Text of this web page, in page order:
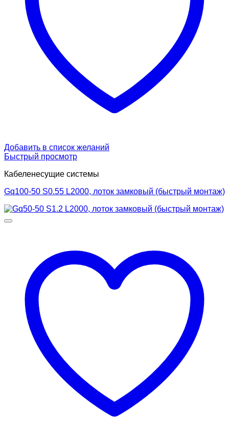
Добавить в список желаний
Быстрый просмотр
Кабеленесущие системы
Gq100-50 S0.55 L2000, лоток замковый (быстрый монтаж)